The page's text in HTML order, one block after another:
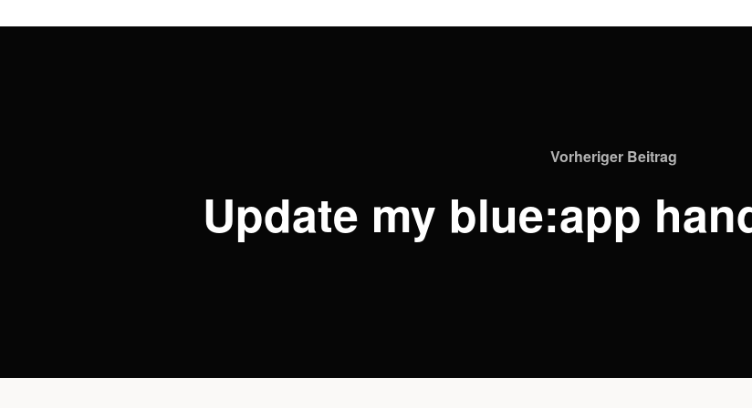
Vorheriger Beitrag
Update my blue:app